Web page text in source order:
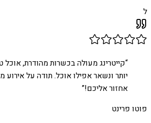
ל
“קייטרינג מעולה בכשרות מהודרת, אוכל
יותר ונשאר אפילו אוכל. תודה על אירוע
אחזור אליכם!”
פוטו פרינט